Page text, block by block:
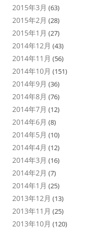
2015年3月 (63)
2015年2月 (28)
2015年1月 (27)
2014年12月 (43)
2014年11月 (56)
2014年10月 (151)
2014年9月 (36)
2014年8月 (76)
2014年7月 (12)
2014年6月 (8)
2014年5月 (10)
2014年4月 (12)
2014年3月 (16)
2014年2月 (7)
2014年1月 (25)
2013年12月 (13)
2013年11月 (25)
2013年10月 (120)